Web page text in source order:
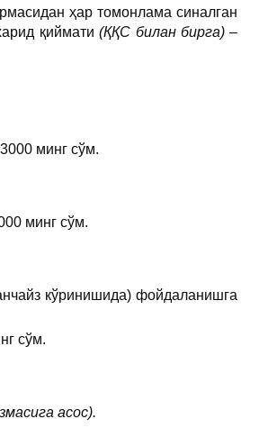
ҳар томонлама синалган
қиймати(ҚҚС билан бирга) –
минг сўм.
минг сўм.
кўринишида) фойдаланишга
сўм.
асос).